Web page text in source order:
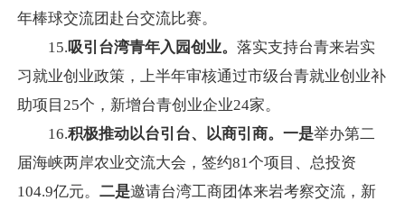
年棒球交流团赴台交流比赛。
15.吸引台湾青年入园创业。 落实支持台青来岩实
习就业创业政策，上半年审核通过市级台青就业创业补
助项目25个，新增台青创业企业24家。
16.积极推动以台引台、以商引商。一是举办第二
届海峡两岸农业交流大会，签约81个项目、总投资
104.9亿元。 二是邀请台湾工商团体来岩考察交流，新